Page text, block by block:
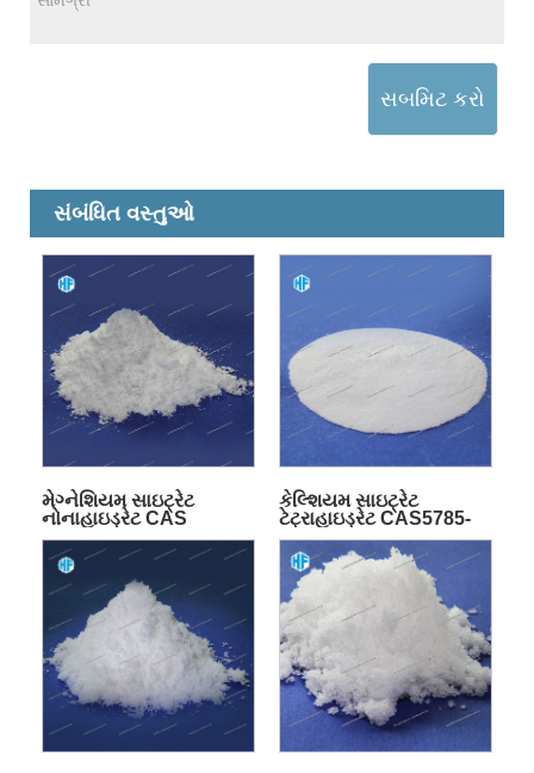
સબમિટ કરો
સંબંધિત વસ્તુઓ
મેગ્નેશિયમ સાઇટ્રેટ
નોનાહાઇડ્રેટ CAS
153531-96-5
કેલ્શિયમ સાઇટ્રેટ
ટેટ્રાહાઇડ્રેટ CAS5785-
44-4